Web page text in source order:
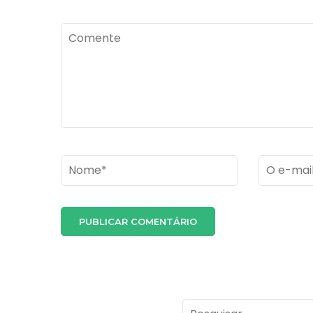
Comente
Name* Email *
Pesquisar